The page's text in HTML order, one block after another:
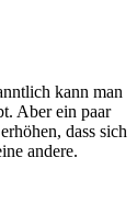
kann man
Aber ein paar
dass sich
andere.